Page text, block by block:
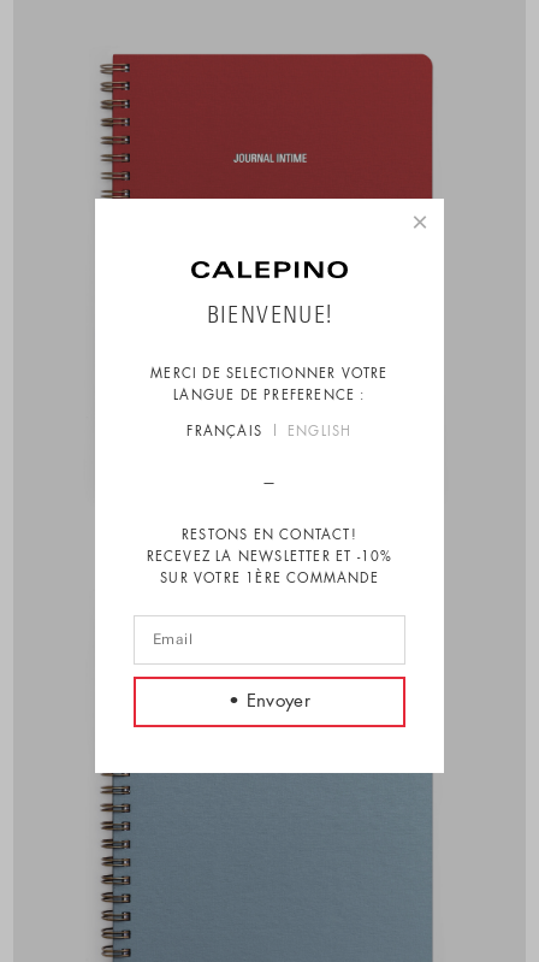
×
BIENVENUE!
MERCI DE SELECTIONNER VOTRE
LANGUE DE PREFERENCE :
FRANÇAIS ENGLISH
RESTONS EN CONTACT!
RECEVEZ LA NEWSLETTER ET -10%
SUR VOTRE 1ÈRE COMMANDE